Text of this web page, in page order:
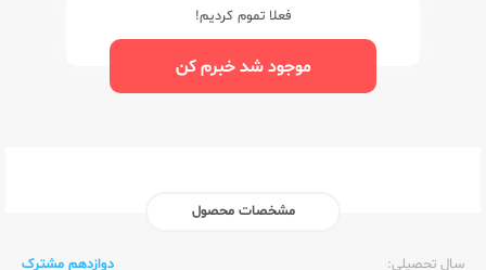
فعلا تموم کردیم!
موجود شد خبرم کن
مشخصات محصول
سال تحصیلی:‌
دوازدهم مشترک